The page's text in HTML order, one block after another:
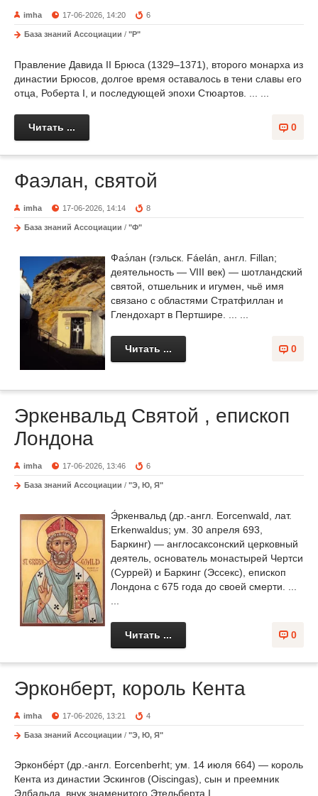
imha 17-06-2026, 14:20 6
База знаний Ассоциации / "Р"
Правление Давида II Брюса (1329–1371), второго монарха из
династии Брюсов, долгое время оставалось в тени славы его
отца, Роберта I, и последующей эпохи Стюартов. ... ...
0
Читать ...
Фаэлан, святой
imha 17-06-2026, 14:14 8
База знаний Ассоциации / "Ф"
Фаэ́лан (гэльск. Fáelán, англ. Fillan;
деятельность — VIII век) — шотландский
святой, отшельник и игумен, чьё имя
связано с областями Стратфиллан и
Глендохарт в Пертшире. ... ...
0
Читать ...
Эркенвальд Святой , епископ
Лондона
imha 17-06-2026, 13:46 6
База знаний Ассоциации / "Э, Ю, Я"
Э́ркенвальд (др.-англ. Eorcenwald, лат.
Erkenwaldus; ум. 30 апреля 693,
Баркинг) — англосаксонский церковный
деятель, основатель монастырей Чертси
(Суррей) и Баркинг (Эссекс), епископ
Лондона с 675 года до своей смерти. ...
0
Читать ...
Эрконберт, король Кента
imha 17-06-2026, 13:21 4
База знаний Ассоциации / "Э, Ю, Я"
Эрконбе́рт (др.-англ. Eorcenberht; ум. 14 июля 664) — король
Кента из династии Эскингов (Oiscingas), сын и преемник
Эдбальда, внук знаменитого Этельберта I. ... ...